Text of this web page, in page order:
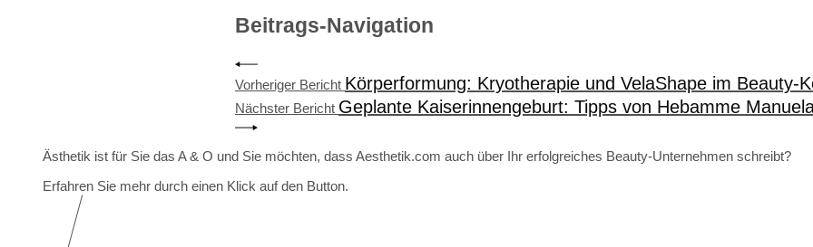
Beitrags-Navigation
Vorheriger Bericht Körperformung: Kryotherapie und VelaShape im Beauty-
Nächster Bericht Geplante Kaiserinnengeburt: Tipps von Hebamme
Ästhetik ist für Sie das A & O und Sie möchten, dass Aesthetik.com auch über Ihr erfolgreiches Beauty-Unternehmen schreibt?
Erfahren Sie mehr durch einen Klick auf den Button.